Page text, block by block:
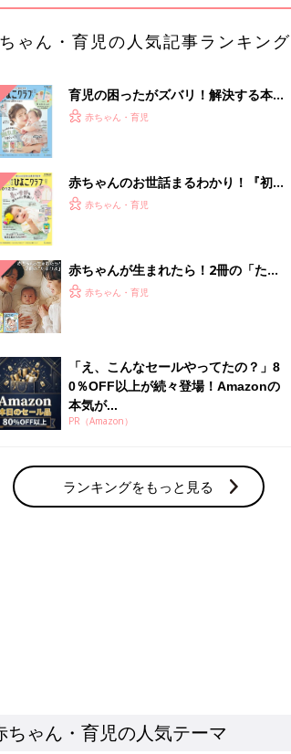
ゃん・育児の人気記事ランキング
育児の困ったがズバリ！解決する本
『ひよこクラブ 夏号』 4カ月～2才
赤ちゃん・育児
赤ちゃんのお世話まるわかり！『初め
てのひよこクラブ 夏号』〈巻頭大特
赤ちゃん・育児
赤ちゃんが生まれたら！2冊の「たま
ひよ」
赤ちゃん・育児
「え、こんなセールやってたの？」8
0％OFF以上が続々登場！Amazonの
本気が...
PR（Amazon）
ランキングをもっと見る
ちゃん・育児の人気テーマ